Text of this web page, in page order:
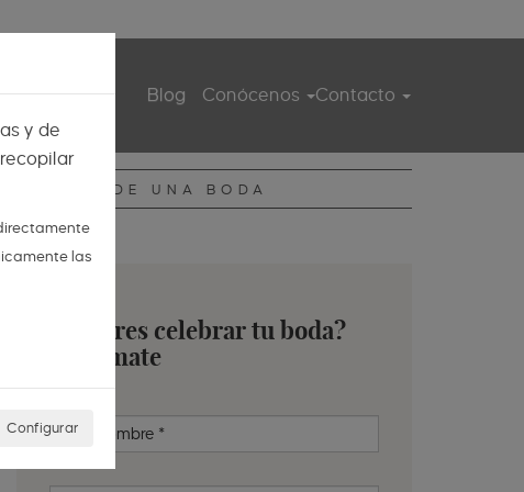
Visita guiada Blog Conócenos Contacto
DIARIO DE UNA BODA
¿Quieres celebrar tu boda?
Infórmate
Nombre *
y de
las
Configurar